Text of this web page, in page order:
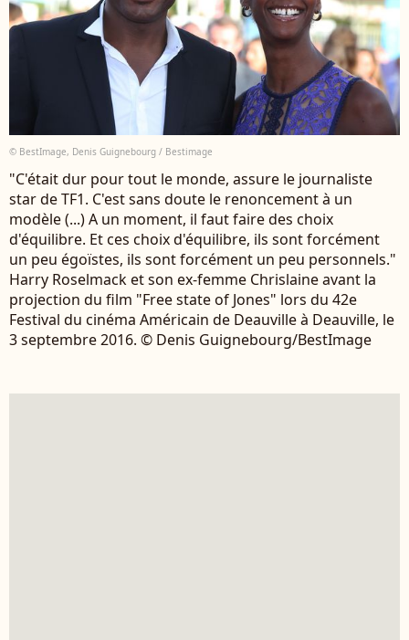
© BestImage, Denis Guignebourg / Bestimage
"C'était dur pour tout le monde, assure le journaliste
star de TF1. C'est sans doute le renoncement à un
modèle (...) A un moment, il faut faire des choix
d'équilibre. Et ces choix d'équilibre, ils sont forcément
un peu égoïstes, ils sont forcément un peu personnels."
Harry Roselmack et son ex-femme Chrislaine avant la
projection du film "Free state of Jones" lors du 42e
Festival du cinéma Américain de Deauville à Deauville, le
3 septembre 2016. © Denis Guignebourg/BestImage